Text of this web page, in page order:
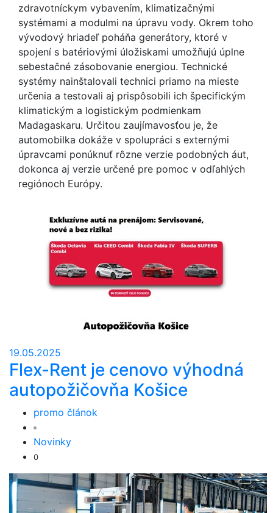
zdravotníckym vybavením, klimatizačnými
systémami a modulmi na úpravu vody. Okrem toho
vývodový hriadeľ poháňa generátory, ktoré v
spojení s batériovými úložiskami umožňujú úplne
sebestačné zásobovanie energiou. Technické
systémy nainštalovali technici priamo na mieste
určenia a testovali aj prispôsobili ich špecifickým
klimatickým a logistickým podmienkam
Madagaskaru. Určitou zaujímavosťou je, že
automobilka dokáže v spolupráci s externými
úpravcami ponúknuť rôzne verzie podobných áut,
dokonca aj verzie určené pre pomoc v odľahlých
regiónoch Európy.
19.05.2025
Flex-Rent je cenovo výhodná
autopožičovňa Košice
promo článok
Novinky
0